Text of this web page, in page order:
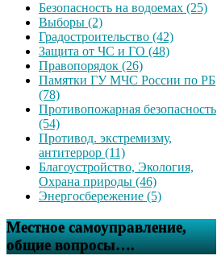
Безопасность на водоемах (25)
Выборы (2)
Градостроительство (42)
Защита от ЧС и ГО (48)
Правопорядок (26)
Памятки ГУ МЧС России по РБ
(78)
Противопожарная безопасность
(54)
Противод. экстремизму,
антитеррор (11)
Благоустройство, Экология,
Охрана природы (46)
Энергосбережение (5)
Местное самоуправление,
общие вопросы….